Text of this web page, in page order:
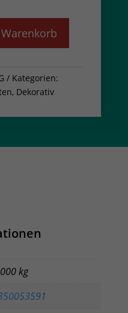
Kategorien:
Dekorativ
kg